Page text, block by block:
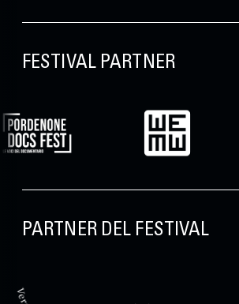
FESTIVAL PARTNER
PARTNER DEL FESTIVAL